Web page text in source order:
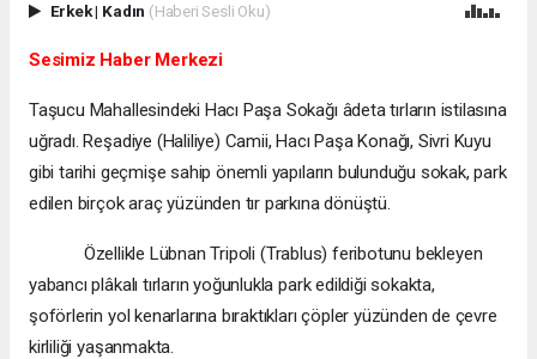
Erkek| Kadın (Haberi Sesli Oku)
Sesimiz Haber Merkezi
Taşucu Mahallesindeki Hacı Paşa Sokağı âdeta tırların istilasına
uğradı. Reşadiye (Haliliye) Camii, Hacı Paşa Konağı, Sivri Kuyu
gibi tarihi geçmişe sahip önemli yapıların bulunduğu sokak, park
edilen birçok araç yüzünden tır parkına dönüştü.
Özellikle Lübnan Tripoli (Trablus) feribotunu bekleyen
yabancı plâkalı tırların yoğunlukla park edildiği sokakta,
şoförlerin yol kenarlarına bıraktıkları çöpler yüzünden de çevre
kirliliği yaşanmakta.